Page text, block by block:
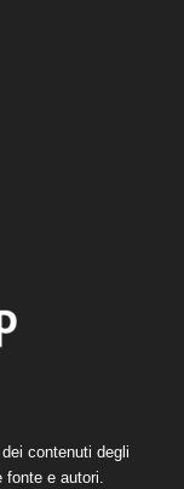
contenuti degli
fonte e autori.